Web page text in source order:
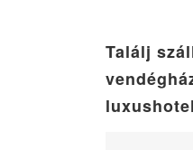
Találj